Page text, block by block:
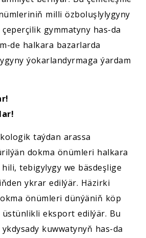
milli özboluşlylygyny
gymmatyny has-da
de halkara bazarlarda
ýokarlandyrmaga ýardam
taýdan arassa
dokma önümleri halkara
tebigylygy we bäsdeşlige
ykrar edilýär. Häzirki
önümleri dünýäniň köp
eksport edilýär. Bu
kuwwatynyň has-da